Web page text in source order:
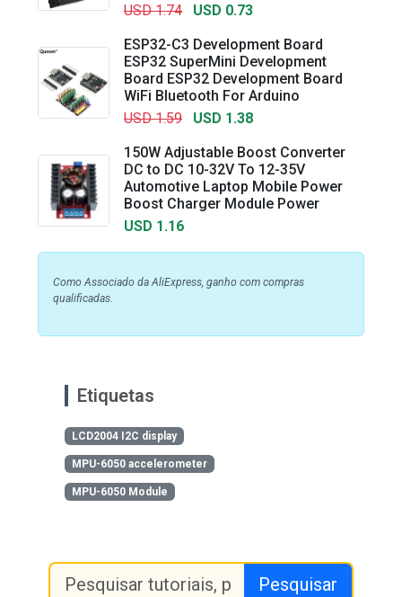
USD 1.74
USD 0.73
ESP32-C3 Development Board
ESP32 SuperMini Development
Board ESP32 Development Board
WiFi Bluetooth For Arduino
USD 1.59
USD 1.38
150W Adjustable Boost Converter
DC to DC 10-32V To 12-35V
Automotive Laptop Mobile Power
Boost Charger Module Power
USD 1.16
Como Associado da AliExpress, ganho com compras
qualificadas.
Etiquetas
LCD2004 I2C display
MPU-6050 accelerometer
MPU-6050 Module
Pesquisar